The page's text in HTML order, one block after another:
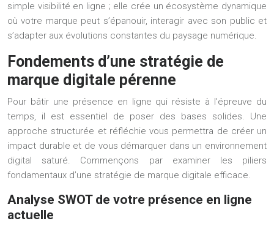
simple visibilité en ligne ; elle crée un écosystème dynamique
où votre marque peut s’épanouir, interagir avec son public et
s’adapter aux évolutions constantes du paysage numérique.
Fondements d’une stratégie de
marque digitale pérenne
Pour bâtir une présence en ligne qui résiste à l’épreuve du
temps, il est essentiel de poser des bases solides. Une
approche structurée et réfléchie vous permettra de créer un
impact durable et de vous démarquer dans un environnement
digital saturé. Commençons par examiner les piliers
fondamentaux d’une stratégie de marque digitale efficace.
Analyse SWOT de votre présence en ligne
actuelle